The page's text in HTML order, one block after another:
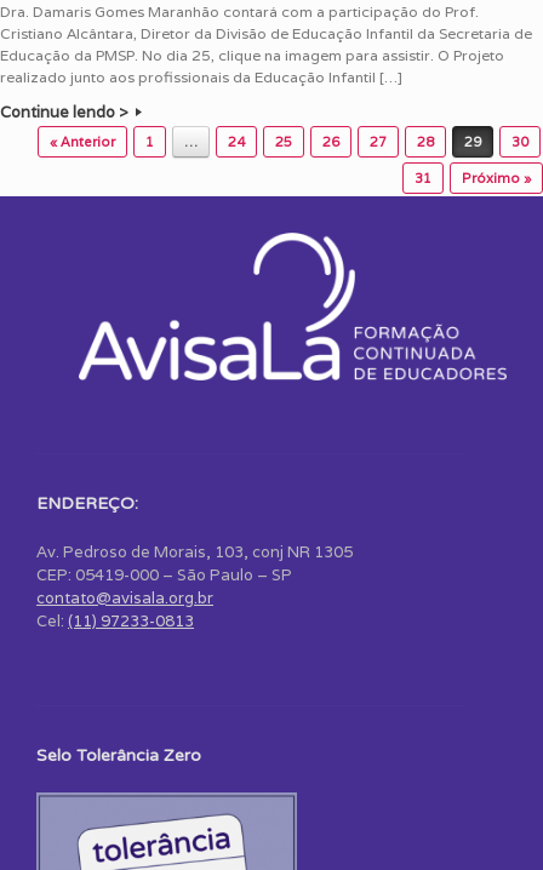
Dra. Damaris Gomes Maranhão contará com a participação do Prof.
Cristiano Alcântara, Diretor da Divisão de Educação Infantil da Secretaria de
Educação da PMSP. No dia 25, clique na imagem para assistir. O Projeto
realizado junto aos profissionais da Educação Infantil […]
Continue lendo >
Post navigation
« Anterior 1 … 24 25 26 27 28 29 30
31 Próximo »
ENDEREÇO:
Av. Pedroso de Morais, 103, conj NR 1305
CEP: 05419-000 – São Paulo – SP
contato@avisala.org.br
Cel: (11) 97233-0813
Selo Tolerância Zero